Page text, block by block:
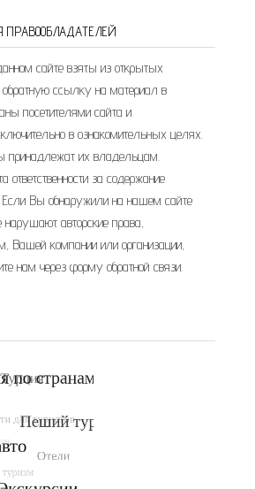
сайте взяты из открытых
ссылку на материал в
посетителями сайта и
в ознакомительных целях.
принадлежат их владельцам.
ответственности за содержание
Если Вы обнаружили на нашем сайте
авторские права,
Вашей компании или организации,
нам через форму обратной связи.